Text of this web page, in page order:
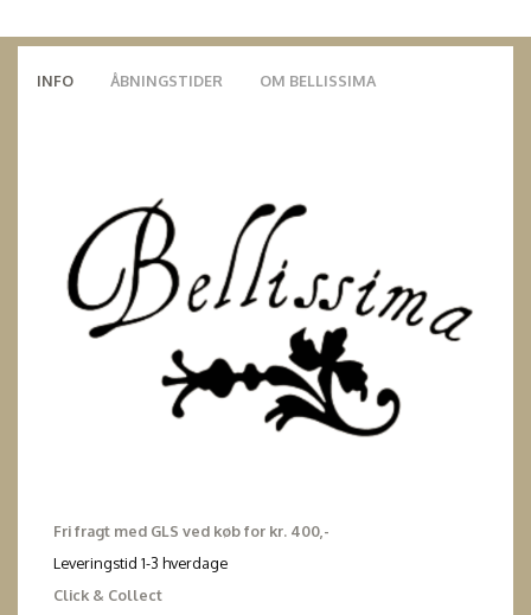
INFO ÅBNINGSTIDER OM BELLISSIMA
Fri fragt med GLS ved køb for kr. 400,-
Leveringstid 1-3 hverdage
Click & Collect